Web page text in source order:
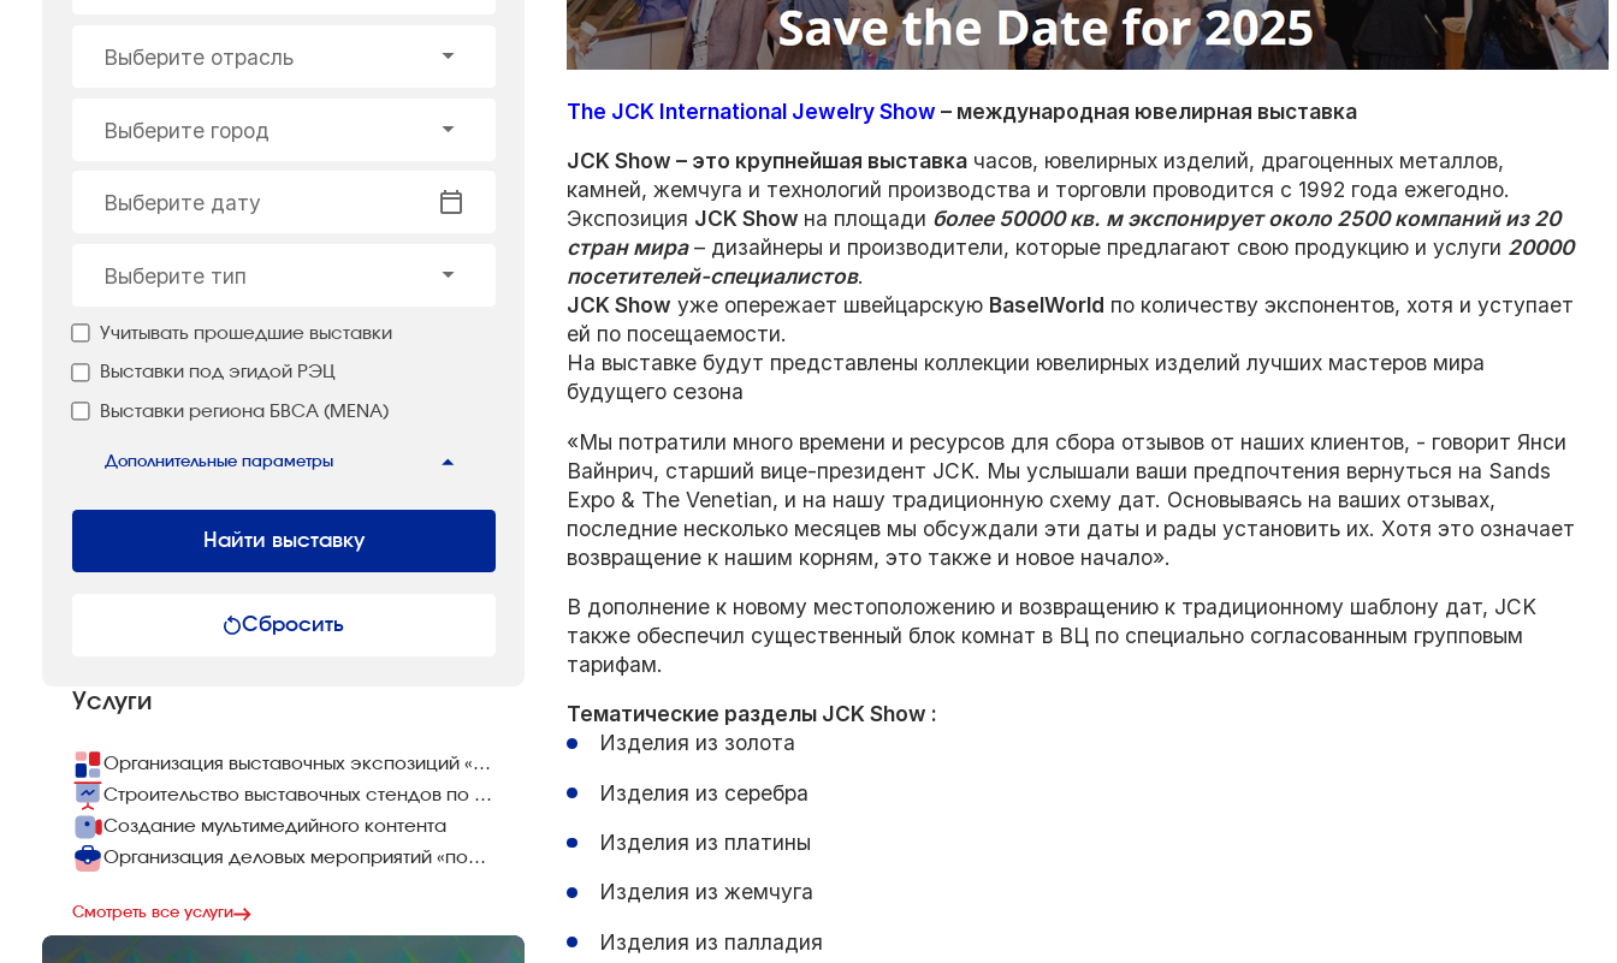
Выберите отрасль
Выберите город
Выберите дату
Выберите тип
Учитывать прошедшие выставки
Выставки под эгидой РЭЦ
Выставки региона БВСА (MENA)
Дополнительные параметры
Найти выставку
Сбросить
Услуги
Организация выставочных экспозиций «под ключ»
Строительство выставочных стендов по всему миру
Создание мультимедийного контента
Организация деловых мероприятий «под ключ»
Смотреть все услуги
The JCK International Jewelry Show– международная ювелирная выставка
JCK Show – это крупнейшая выставка часов, ювелирных изделий, драгоценных металлов,
камней, жемчуга и технологий производства и торговли проводится с 1992 года ежегодно.
Экспозиция JCK Show на площади более 50000 кв. м экспонирует около 2500 компаний из 20
стран мира– дизайнеры и производители, которые предлагают свою продукцию и услуги 20000
посетителей-специалистов.
JCK Show уже опережает швейцарскую BaselWorld по количеству экспонентов, хотя и уступает
ей по посещаемости.
На выставке будут представлены коллекции ювелирных изделий лучших мастеров мира
будущего сезона
«Мы потратили много времени и ресурсов для сбора отзывов от наших клиентов, - говорит Янси
Вайнрич, старший вице-президент JCK. Мы услышали ваши предпочтения вернуться на Sands
Expo & The Venetian, и на нашу традиционную схему дат. Основываясь на ваших отзывах,
последние несколько месяцев мы обсуждали эти даты и рады установить их. Хотя это означает
возвращение к нашим корням, это также и новое начало».
В дополнение к новому местоположению и возвращению к традиционному шаблону дат, JCK
также обеспечил существенный блок комнат в ВЦ по специально согласованным групповым
тарифам.
Тематические разделы JCK Show :
Изделия из золота
Изделия из серебра
Изделия из платины
Изделия из жемчуга
Изделия из палладия